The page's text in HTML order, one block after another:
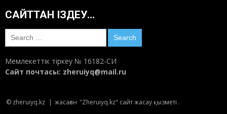
САЙТТАН ІЗДЕУ…
Search
for:
Мемлекеттік тіркеу № 16182-СИ
Сайт почтасы: zheruiyq@mail.ru
© zheruiyq.kz | жасаған "Zheruiyq.kz" сайт жасау қызметі .